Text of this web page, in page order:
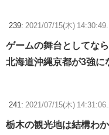
239: 2021/07/15(木)
ゲームの舞台としてな
北海道沖縄京都が3強に
241: 2021/07/15(木)
栃木の観光地は結構わ